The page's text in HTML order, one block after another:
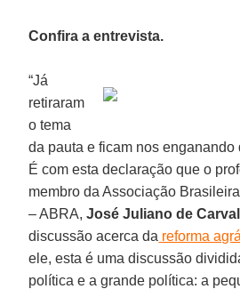
Confira a entrevista.
“Já
retiraram
o tema
da pauta e ficam nos enganando
É com esta declaração que o
membro da Associação
– ABRA,José Juliano de
discussão acerca da reforma
ele, esta é uma discussão
política e a grande política: a